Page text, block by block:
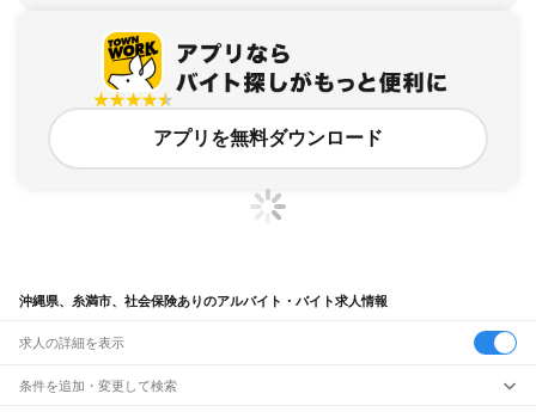
アプリを無料ダウンロード
沖縄県、糸満市、社会保険ありのアルバイト・バイト求人情報
求人の詳細を表示
条件を追加・変更して検索